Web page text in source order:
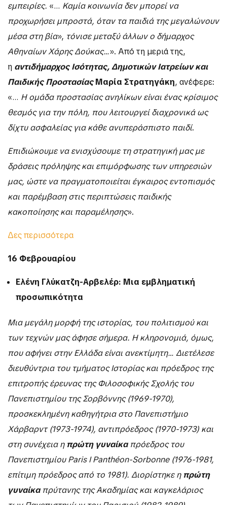
εμπειρίες. «… Καμία κοινωνία δεν μπορεί να
προχωρήσει μπροστά, όταν τα παιδιά της μεγαλώνουν
μέσα στη βία», τόνισε μεταξύ άλλων ο δήμαρχος
Αθηναίων Χάρης Δούκας…». Από τη μεριά της,
η αντιδήμαρχος Ισότητας, Δημοτικών Ιατρείων και
Παιδικής Προστασίας Μαρία Στρατηγάκη, ανέφερε:
«… Η ομάδα προστασίας ανηλίκων είναι ένας κρίσιμος
θεσμός για την πόλη, που λειτουργεί διαχρονικά ως
δίχτυ ασφαλείας για κάθε ανυπεράσπιστο παιδί.
Επιδιώκουμε να ενισχύσουμε τη στρατηγική μας με
δράσεις πρόληψης και επιμόρφωσης των υπηρεσιών
μας, ώστε να πραγματοποιείται έγκαιρος εντοπισμός
και παρέμβαση στις περιπτώσεις παιδικής
κακοποίησης και παραμέλησης».
Δες περισσότερα
16 Φεβρουαρίου
Ελένη Γλύκατζη-Αρβελέρ: Μια εμβληματική
προσωπικότητα
Μια μεγάλη μορφή της ιστορίας, του πολιτισμού και
των τεχνών μας άφησε σήμερα. Η κληρονομιά, όμως,
που αφήνει στην Ελλάδα είναι ανεκτίμητη… Διετέλεσε
διευθύντρια του τμήματος Ιστορίας και πρόεδρος της
επιτροπής έρευνας της Φιλοσοφικής Σχολής του
Πανεπιστημίου της Σορβόννης (1969-1970),
προσκεκλημένη καθηγήτρια στο Πανεπιστήμιο
Χάρβαρντ (1973-1974), αντιπρόεδρος (1970-1973) και
στη συνέχεια η πρώτη γυναίκαπρόεδρος του
Πανεπιστημίου Paris I Panthéon-Sorbonne (1976-1981,
επίτιμη πρόεδρος από το 1981). Διορίστηκε η πρώτη
γυναίκαπρύτανης της Ακαδημίας και καγκελάριος